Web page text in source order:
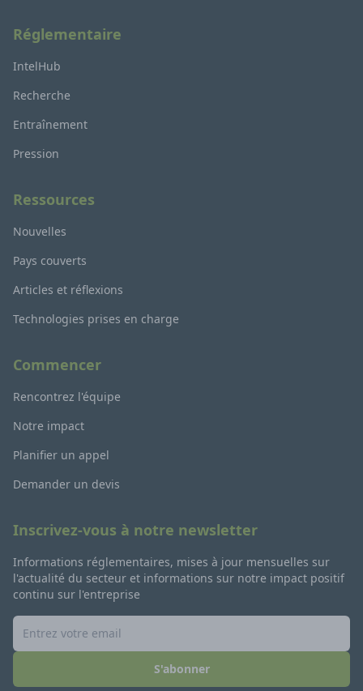
Réglementaire
IntelHub
Recherche
Entraînement
Pression
Ressources
Nouvelles
Pays couverts
Articles et réflexions
Technologies prises en charge
Commencer
Rencontrez l'équipe
Notre impact
Planifier un appel
Demander un devis
Inscrivez-vous à notre newsletter
Informations réglementaires, mises à jour mensuelles sur
l'actualité du secteur et informations sur notre impact positif
continu sur l'entreprise
S'abonner